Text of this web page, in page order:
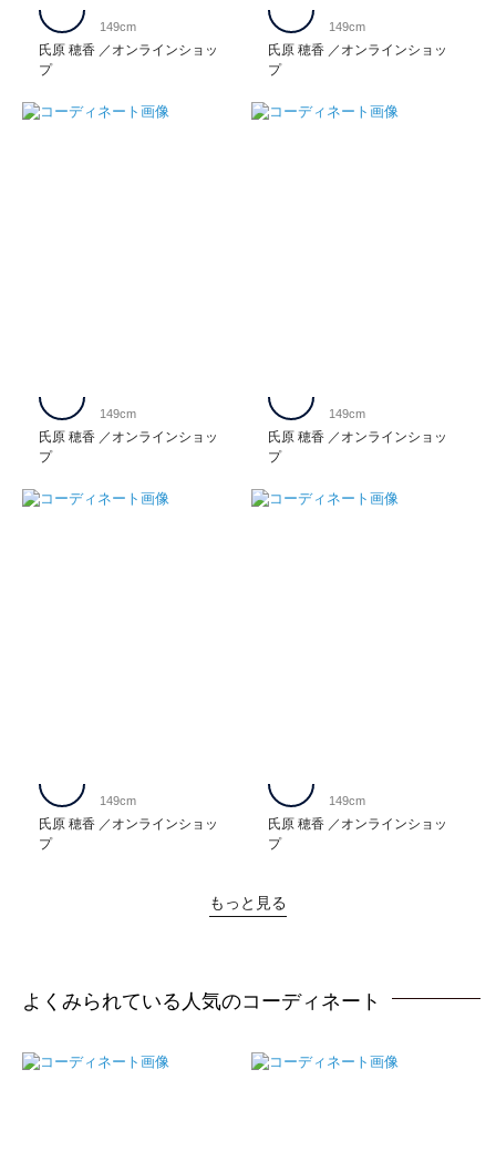
氏原 穂香
オンラインショッ
プ
149cm
氏原 穂香
オンラインショッ
プ
149cm
氏原 穂香
オンラインショッ
プ
149cm
氏原 穂香
オンラインショッ
プ
149cm
氏原 穂香
オンラインショッ
プ
149cm
氏原 穂香
オンラインショッ
プ
149cm
もっと見る
よくみられている人気のコーディネート